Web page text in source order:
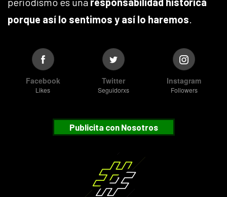
porque así lo sentimos y así lo haremos.
Facebook
Likes
Twitter
Seguidorxs
Instagram
Followers
Publicita con Nosotros